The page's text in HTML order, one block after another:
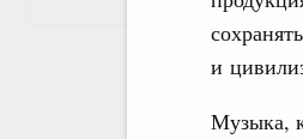
и
Музыка,